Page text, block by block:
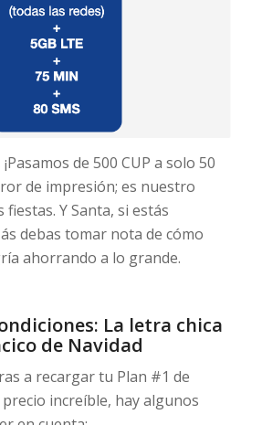
de 500 CUP a solo 50
de impresión; es nuestro
Y Santa, si estás
debas tomar nota de cómo
ahorrando a lo grande.
La letra chica
de Navidad
a recargar tu Plan #1 de
increíble, hay algunos